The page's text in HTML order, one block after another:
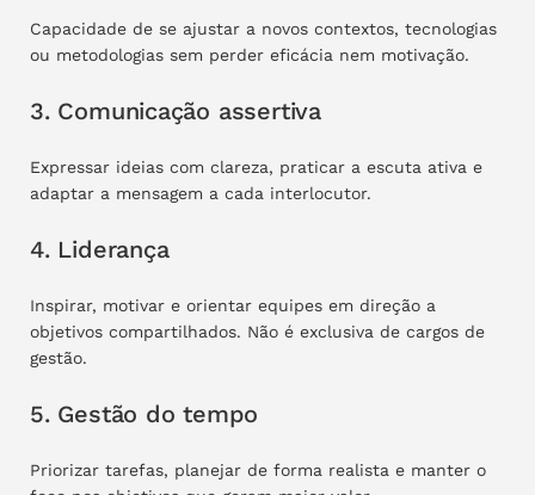
Capacidade de se ajustar a novos contextos, tecnologias
ou metodologias sem perder eficácia nem motivação.
3. Comunicação assertiva
Expressar ideias com clareza, praticar a escuta ativa e
adaptar a mensagem a cada interlocutor.
4. Liderança
Inspirar, motivar e orientar equipes em direção a
objetivos compartilhados. Não é exclusiva de cargos de
gestão.
5. Gestão do tempo
Priorizar tarefas, planejar de forma realista e manter o